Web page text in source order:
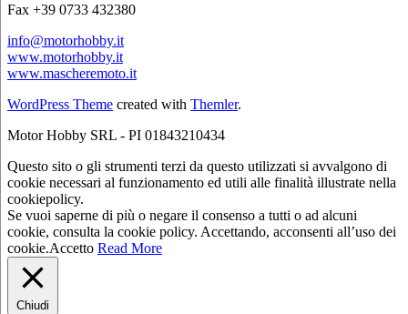
Fax +39 0733 432380
info@motorhobby.it
www.motorhobby.it
www.mascheremoto.it
WordPress Theme created with Themler.
Motor Hobby SRL - PI 01843210434
Questo sito o gli strumenti terzi da questo utilizzati si avvalgono di
cookie necessari al funzionamento ed utili alle finalità illustrate nella
cookiepolicy.
Se vuoi saperne di più o negare il consenso a tutti o ad alcuni
cookie, consulta la cookie policy. Accettando, acconsenti all’uso dei
cookie.Accetto Read More
Chiudi